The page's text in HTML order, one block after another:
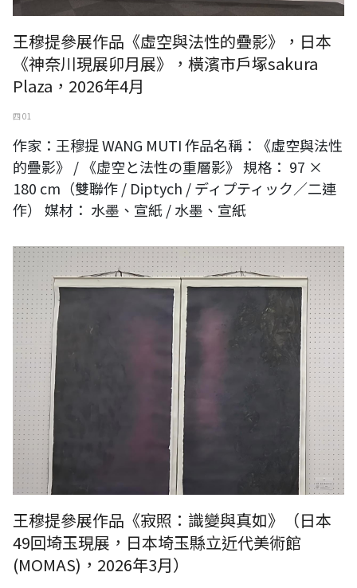
王穆提參展作品《虛空與法性的疊影》，日本
《神奈川現展卯月展》，橫濱市戶塚sakura
Plaza，2026年4月
四 01
作家：王穆提 WANG MUTI 作品名稱：《虛空與法性
的疊影》 / 《虚空と法性の重層影》 規格： 97 ×
180 cm（雙聯作 / Diptych / ディプティック／二連
作） 媒材： 水墨、宣紙 / 水墨、宣紙
王穆提參展作品《寂照：識變與真如》（日本
49回埼玉現展，日本埼玉縣立近代美術館
(MOMAS)，2026年3月）